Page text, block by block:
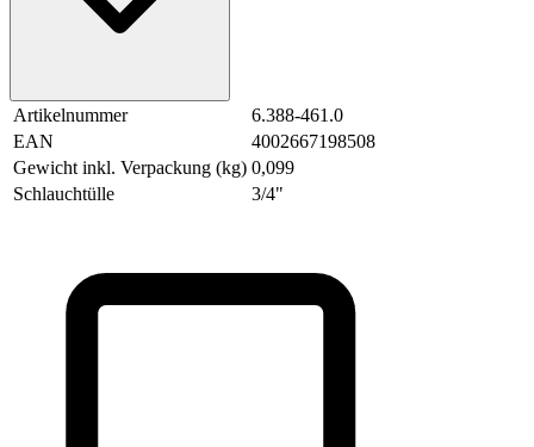
Artikelnummer
6.388-461.0
EAN
4002667198508
Gewicht inkl. Verpackung (kg) 0,099
Schlauchtülle
3/4"